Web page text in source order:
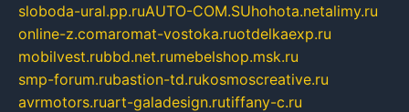
sloboda-ural.pp.ruAUTO-COM.SUhohota.netalimy.ru
online-z.comaromat-vostoka.ruotdelkaexp.ru
mobilvest.rubbd.net.rumebelshop.msk.ru
smp-forum.rubastion-td.rukosmoscreative.ru
avrmotors.ruart-galadesign.rutiffany-c.ru